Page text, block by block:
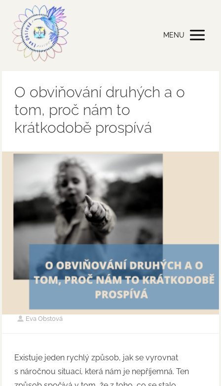
MENU
O obviňování druhých a o
tom, proč nám to
krátkodobě prospívá
Eva Obstová
Existuje jeden rychlý způsob, jak se vyrovnat
s náročnou situací, která nám je nepříjemná. Ten